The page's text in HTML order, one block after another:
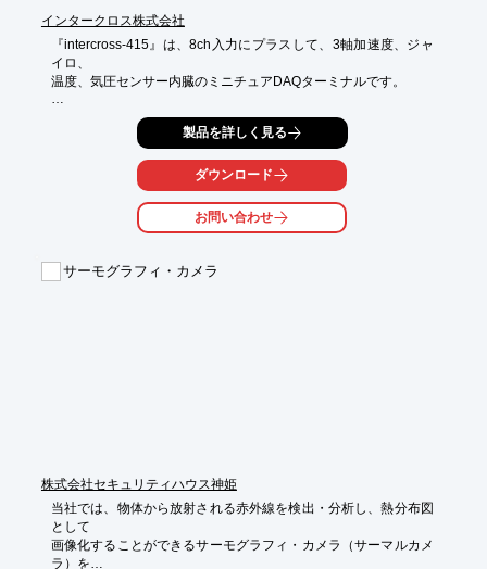
インタークロス株式会社
『intercross-415』は、8ch入力にプラスして、3軸加速度、ジャ
イロ、
温度、気圧センサー内臓のミニチュアDAQターミナルです。
電気生理から、速度、ジャイロ、温度、気圧が同時計測可能に。
また、電極間抵抗計測機能付となっております。
■12時間連続動作
■電極設置から計測開始までの被験者負担を大幅に軽減
■超軽量であり且つ長時間計測を実現する信頼の計測システム
※詳しくはPDFをダウンロードして頂くか、お気軽にお問い合わ
製品を詳しく見る
ダウンロード
お問い合わせ
サーモグラフィ・カメラ
株式会社セキュリティハウス神姫
当社では、物体から放射される赤外線を検出・分析し、熱分布図
として
画像化することができるサーモグラフィ・カメラ（サーマルカメ
ラ）を